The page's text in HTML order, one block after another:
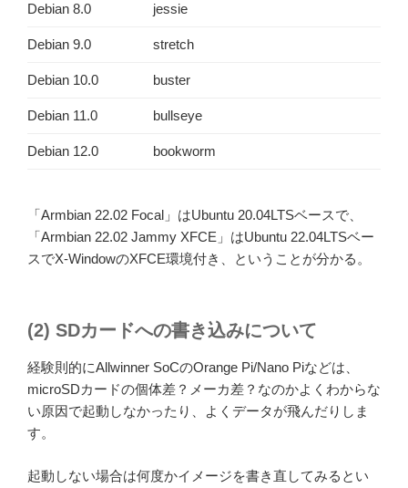
Debian 8.0 jessie
Debian 9.0 stretch
Debian 10.0 buster
Debian 11.0 bullseye
Debian 12.0 bookworm
「Armbian 22.02 Focal」はUbuntu 20.04LTSベースで、
「Armbian 22.02 Jammy XFCE」はUbuntu 22.04LTSベー
スでX-WindowのXFCE環境付き、ということが分かる。
(2) SDカードへの書き込みについて
経験則的にAllwinner SoCのOrange Pi/Nano Piなどは、
microSDカードの個体差？メーカ差？なのかよくわからな
い原因で起動しなかったり、よくデータが飛んだりしま
す。
起動しない場合は何度かイメージを書き直してみるとい